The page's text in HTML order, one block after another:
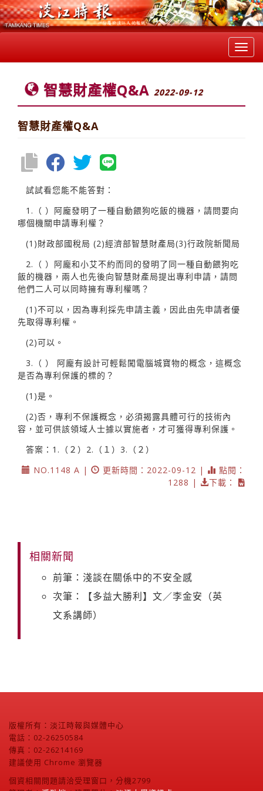
智慧財產權Q&A 2022-09-12
智慧財產權Q&A
試試看您能不能答對：
1.（ ）阿龐發明了一種自動餵狗吃飯的機器，請問要向
哪個機關申請專利權？
(1)財政部國稅局 (2)經濟部智慧財產局(3)行政院新聞局
2.（ ）阿龐和小艾不約而同的發明了同一種自動餵狗吃
飯的機器，兩人也先後向智慧財產局提出專利申請，請問
他們二人可以同時擁有專利權嗎？
(1)不可以，因為專利採先申請主義，因此由先申請者優
先取得專利權。
(2)可以。
3.（ ） 阿龐有設計可輕鬆闖電腦城寶物的概念，這概念
是否為專利保護的標的？
(1)是。
(2)否，專利不保護概念，必須揭露具體可行的技術內
容，並可供該領域人士據以實施者，才可獲得專利保護。
答案：1.（２）2.（１）3.（２）
NO.1148 A |
更新時間：2022-09-12 |
點閱：
1288 |
下載：
相關新聞
前筆：淺談在關係中的不安全感
次筆：【多益大勝利】文／李金安（英
文系講師）
版權所有：淡江時報與媒體中心
電話：02-26250584
傳真：02-26214169
建議使用 Chrome 瀏覽器
個資相關問題請洽受理窗口，分機2799